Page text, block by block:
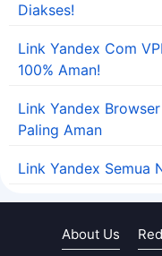
Diakses!
Link Yandex Com
100% Aman!
Link Yandex
Paling Aman
Link Yandex Semua
About Us